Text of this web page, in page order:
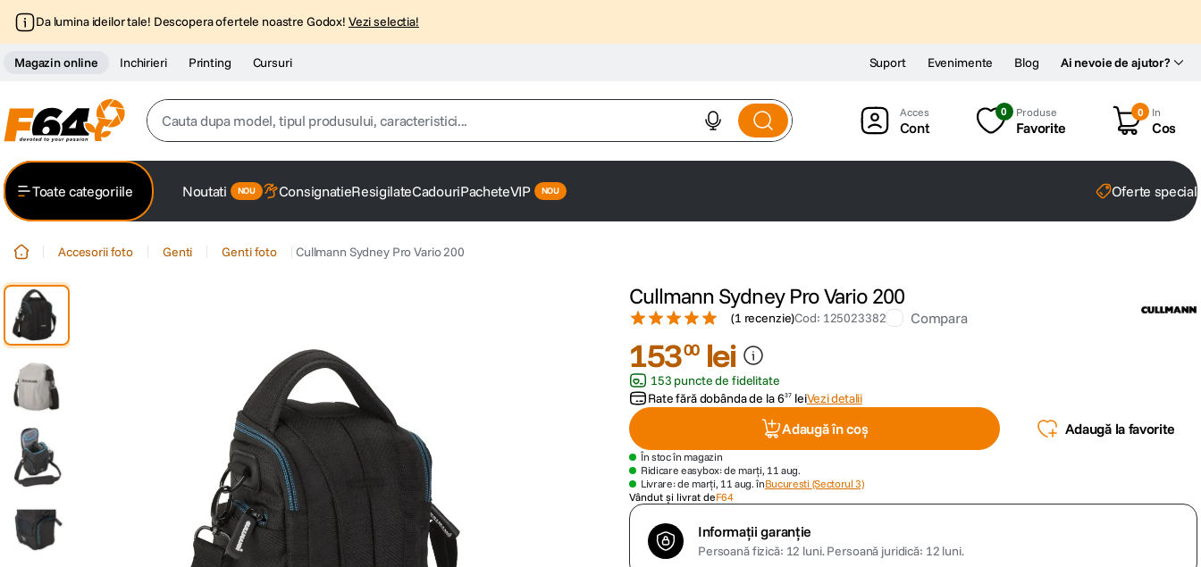
Da lumina ideilor tale! Descopera ofertele noastre Godox! Vezi selectia!
Magazin online Inchirieri Printing Cursuri Ai nevoie de ajutor?
Suport Evenimente Blog
Cauta dupa model, tipul produsului, caracteristici...
2. trepied
canon sx740 hs
lavaliera
card memorie
dji mic mini
. dji osmo
Cont
0 Produse
Favorite
0 In
Cos
Toate categoriile Noutati ConsignatieResigilateCadouriPacheteVIP Oferte
Accesorii foto Genti Genti foto Cullmann Sydney Pro Vario 200
Cullmann Sydney Pro Vario 200
(1 recenzie)Cod: 125023382 Compara
15300 lei
153 puncte de fidelitate
Rate fără dobânda de la637 leiVezi detalii
Adaugă în coș Adaugă la favorite
În stoc în magazin
Ridicare easybox: de marți, 11 aug.
Livrare: de marți, 11 aug. înBucuresti (Sectorul 3)
Vândut și livrat deF64
Informații garanție
Persoană fizică: 12 luni.Persoană juridică: 12 luni.